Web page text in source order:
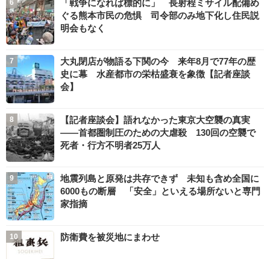
「戦争になれば標的に」 長射程ミサイル配備め
ぐる熊本市民の危惧 司令部のみ地下化し住民説
明会もなく
大丸閉店が物語る下関の今 来年8月で77年の歴
史に幕 水産都市の栄枯盛衰を象徴【記者座談
会】
【記者座談会】語れなかった東京大空襲の真実
――首都圏制圧のための大虐殺 130回の空襲で
死者・行方不明者25万人
地震列島と原発は共存できず 未知も含め全国に
6000もの断層 「安全」といえる場所ないと専門
家指摘
防衛費を被災地にまわせ